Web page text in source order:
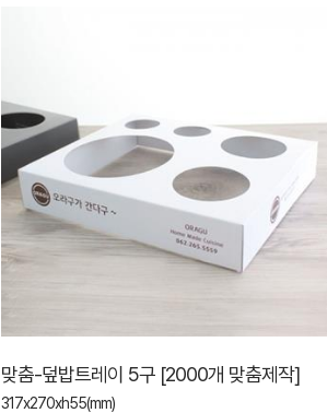
맞춤-덮밥트레이 5구 [2000개 맞춤제작]
317x270xh55(mm)